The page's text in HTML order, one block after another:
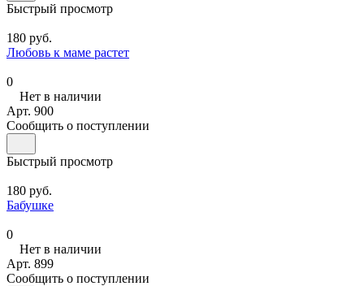
Быстрый просмотр
180 руб.
Любовь к маме растет
0
Нет в наличии
Арт. 900
Сообщить о поступлении
Быстрый просмотр
180 руб.
Бабушке
0
Нет в наличии
Арт. 899
Сообщить о поступлении